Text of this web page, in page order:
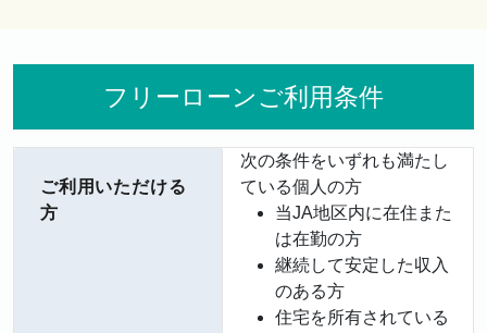
フリーローンご利用条件
ご利用いただける
方
次の条件をいずれも満たし
ている個人の方
当JA地区内に在住また
は在勤の方
継続して安定した収入
のある方
住宅を所有されている